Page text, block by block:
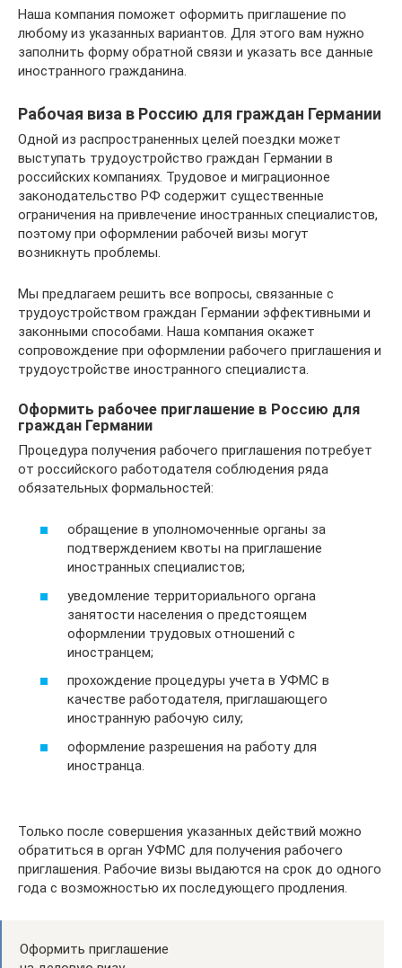
Наша компания поможет оформить приглашение по
любому из указанных вариантов. Для этого вам нужно
заполнить форму обратной связи и указать все данные
иностранного гражданина.
Рабочая виза в Россию для граждан Германии
Одной из распространенных целей поездки может
выступать трудоустройство граждан Германии в
российских компаниях. Трудовое и миграционное
законодательство РФ содержит существенные
ограничения на привлечение иностранных специалистов,
поэтому при оформлении рабочей визы могут
возникнуть проблемы.
Мы предлагаем решить все вопросы, связанные с
трудоустройством граждан Германии эффективными и
законными способами. Наша компания окажет
сопровождение при оформлении рабочего приглашения и
трудоустройстве иностранного специалиста.
Оформить рабочее приглашение в Россию для
граждан Германии
Процедура получения рабочего приглашения потребует
от российского работодателя соблюдения ряда
обязательных формальностей:
обращение в уполномоченные органы за
подтверждением квоты на приглашение
иностранных специалистов;
уведомление территориального органа
занятости населения о предстоящем
оформлении трудовых отношений с
иностранцем;
прохождение процедуры учета в УФМС в
качестве работодателя, приглашающего
иностранную рабочую силу;
оформление разрешения на работу для
иностранца.
Только после совершения указанных действий можно
обратиться в орган УФМС для получения рабочего
приглашения. Рабочие визы выдаются на срок до одного
года с возможностью их последующего продления.
Оформить приглашение